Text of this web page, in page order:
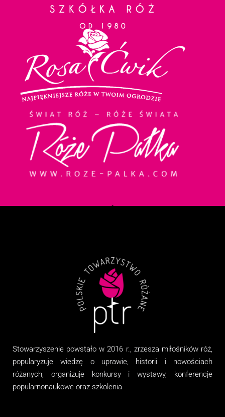
Stowarzyszenie powstało w 2016 r., zrzesza miłośników róż,
popularyzuje wiedzę o uprawie, historii i nowościach
różanych, organizujekonkursy i wystawy, konferencje
popularnonaukowe oraz szkolenia